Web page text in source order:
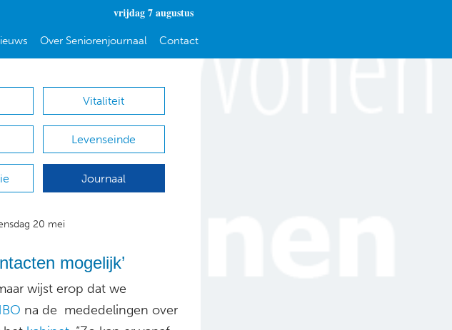
vrijdag 7 augustus
Over Seniorenjournaal Contact
Vitaliteit
Levenseinde
Journaal
20 mei
mogelijk’
wijst erop dat we
na de mededelingen over